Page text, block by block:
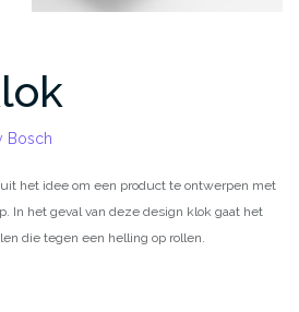
Bosch
het idee om een product te ontwerpen met
In het geval van deze design klok gaat het
die tegen een helling op rollen.